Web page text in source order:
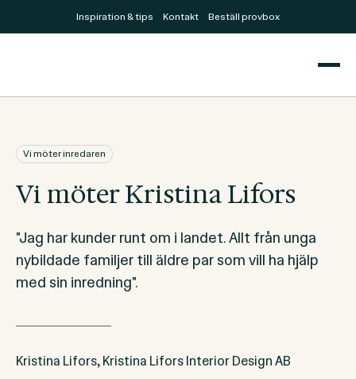
Inspiration & tips Kontakt Beställ provbox
Vi möter inredaren
Vi möter Kristina Lifors
"Jag har kunder runt om i landet. Allt från unga
nybildade familjer till äldre par som vill ha hjälp
med sin inredning".
​Kristina Lifors, Kristina Lifors Interior Design AB